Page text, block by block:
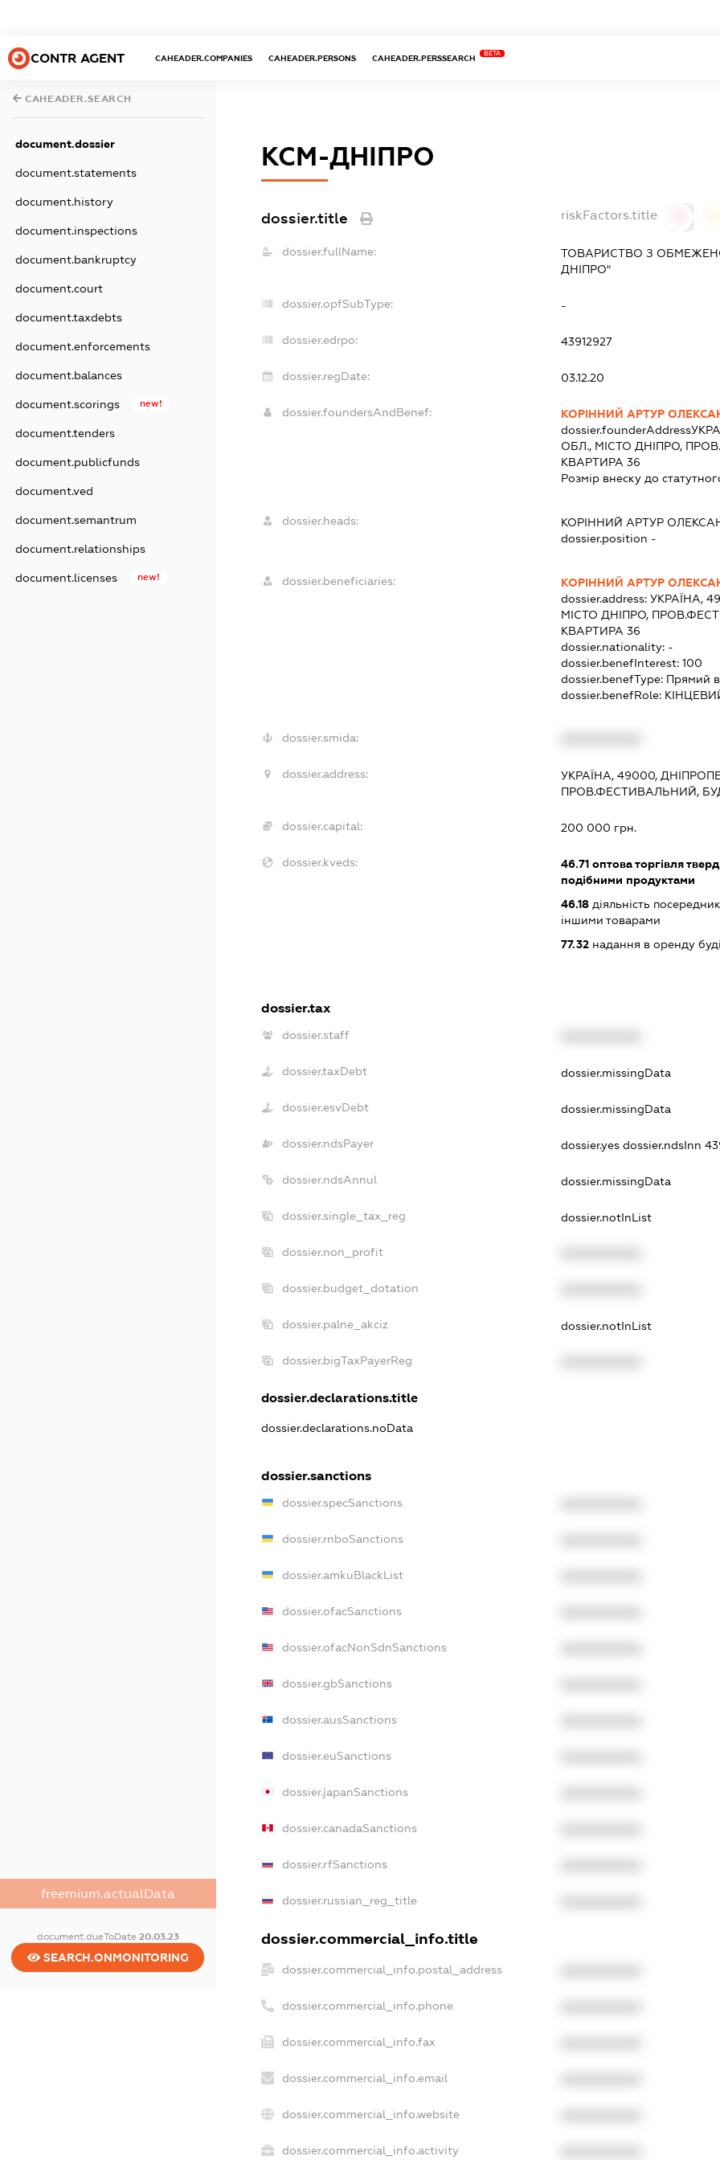
CONTR AGENT CAHEADER.COMPANIES CAHEADER.PERSONS CAHEADER.PERSSEARCH
BETA
CAHEADER.SEARCH
document.dossier
document.statements
document.history
document.inspections
document.bankruptcy
document.court
document.taxdebts
document.enforcements
document.balances
document.scorings new!
document.tenders
document.publicfunds
document.ved
document.semantrum
document.relationships
document.licenses new!
freemium.actualData
document.dueToDate 20.03.23
SEARCH.ONMONITORING
КСМ-ДНІПРО
dossier.title riskFactors.title
dossier.fullName:
ТОВАРИСТВО З
ДНІПРО"
dossier.opfSubType: -
dossier.edrpo: 43912927
dossier.regDate: 03.12.20
dossier.foundersAndBenef:
КОРІННИЙ АРТУР
dossier.founderAddress
ОБЛ., МІСТО ДНІПРО,
КВАРТИРА 36
Розмір внеску до
dossier.heads: КОРІННИЙ АРТУР
dossier.position -
dossier.beneficiaries:
КОРІННИЙ АРТУР
dossier.address: УКРАЇНА,
МІСТО ДНІПРО,
КВАРТИРА 36
dossier.nationality: -
dossier.benefInterest: 100
dossier.benefType: Прямий
dossier.benefRole:
dossier.smida:
dossier.address:
УКРАЇНА, 49000,
ПРОВ.ФЕСТИВАЛЬНИЙ,
dossier.capital: 200 000 грн.
dossier.kveds: 46.71оптова торгівля
подібними продуктами
46.18діяльність
іншими товарами
77.32надання в оренду
dossier.tax
dossier.staff
dossier.taxDebt dossier.missingData
dossier.esvDebt dossier.missingData
dossier.ndsPayer dossier.yes dossier.ndsInn
dossier.ndsAnnul dossier.missingData
dossier.single_tax_reg dossier.notInList
dossier.non_profit
dossier.budget_dotation
dossier.palne_akciz dossier.notInList
dossier.bigTaxPayerReg
dossier.declarations.title
dossier.declarations.noData
dossier.sanctions
dossier.specSanctions
dossier.rnboSanctions
dossier.amkuBlackList
dossier.ofacSanctions
dossier.ofacNonSdnSanctions
dossier.gbSanctions
dossier.ausSanctions
dossier.euSanctions
dossier.japanSanctions
dossier.canadaSanctions
dossier.rfSanctions
dossier.russian_reg_title
dossier.commercial_info.title
dossier.commercial_info.postal_address
dossier.commercial_info.phone
dossier.commercial_info.fax
dossier.commercial_info.email
dossier.commercial_info.website
dossier.commercial_info.activity